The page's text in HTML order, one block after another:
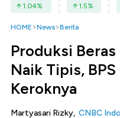
1.04% 1.5%
HOME News Berita
Produksi Beras
Naik Tipis,
Keroknya
Martyasari Rizky, CNBC